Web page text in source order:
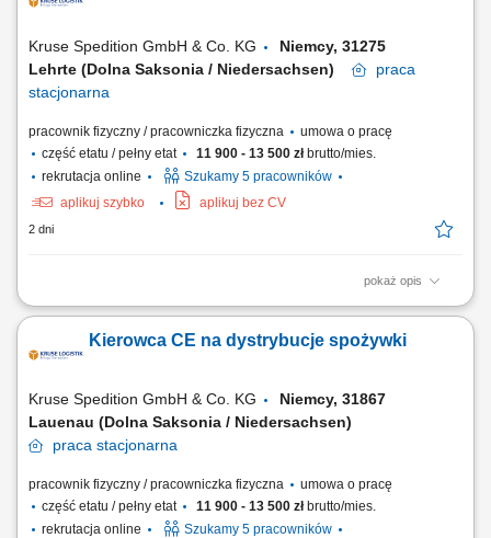
pracy w nocnych porach. Prowadzenie ekologicznych, maksymalnie
Kruse Spedition GmbH & Co. KG
Niemcy, 31275
Lehrte (Dolna Saksonia / Niedersachsen)
praca
stacjonarna
pracownik fizyczny / pracowniczka fizyczna
umowa o pracę
część etatu / pełny etat
11 900 - 13 500 złbrutto/mies.
rekrutacja online
Szukamy 5 pracowników
aplikuj szybko
aplikuj bez CV
2 dni
pokaż opis
KOGO POSZUKUJEMY? Kierowcy z mocnymi podstawami języka
świadectwo kwalifikacji zawodowej kierowcy (kod 95) na dystrybucje
żywności w systemie zmianowym w 31275 Lehrte / Niemcy w systemie
Kierowca CE na dystrybucje spożywki
Kruse Spedition GmbH & Co. KG
Niemcy, 31867
Lauenau (Dolna Saksonia / Niedersachsen)
praca stacjonarna
pracownik fizyczny / pracowniczka fizyczna
umowa o pracę
część etatu / pełny etat
11 900 - 13 500 złbrutto/mies.
rekrutacja online
Szukamy 5 pracowników